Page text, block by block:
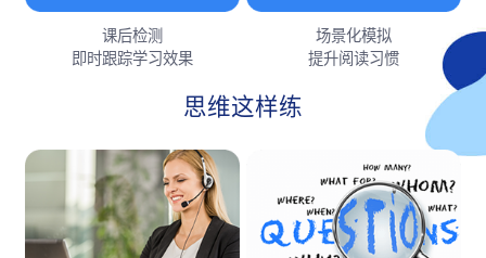
课后检测
即时跟踪学习效果
场景化模拟
提升阅读习惯
思维这样练